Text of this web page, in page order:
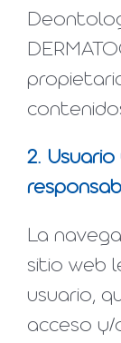
2.
La
sitio web
usuario,
acceso y/